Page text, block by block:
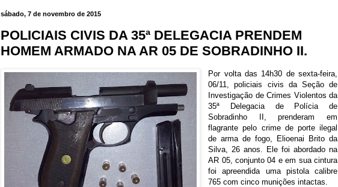
sábado, 7 de novembro de 2015
POLICIAIS CIVIS DA 35ª DELEGACIA PRENDEM
HOMEM ARMADO NA AR 05 DE SOBRADINHO II.
Por volta das 14h30 de sexta-feira,
06/11, policiais civis da Seção de
Investigação de Crimes Violentos da
35ª Delegacia de Polícia de
Sobradinho II, prenderam em
flagrante pelo crime de porte ilegal
de arma de fogo, Elioenai Brito da
Silva, 26 anos. Ele foi abordado na
AR 05, conjunto 04 e em sua cintura
foi apreendida uma pistola calibre
765 com cinco munições intactas.